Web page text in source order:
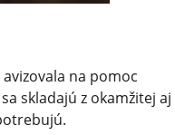
na pomoc
skladajú z okamžitej aj